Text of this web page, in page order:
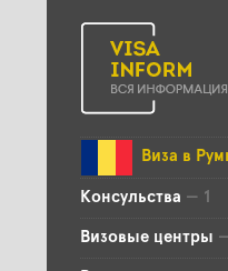
Виза в
Консульства — 1
Визовые центры